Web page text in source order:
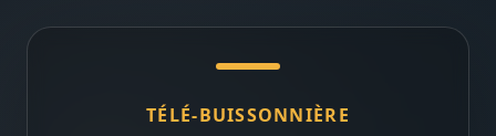
TÉLÉ-BUISSONNIÈRE